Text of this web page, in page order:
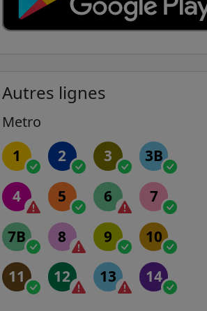
Autres lignes
Metro
1 2 3 3B
4 5 6 7
7B 8 9 10
11 12 13 14